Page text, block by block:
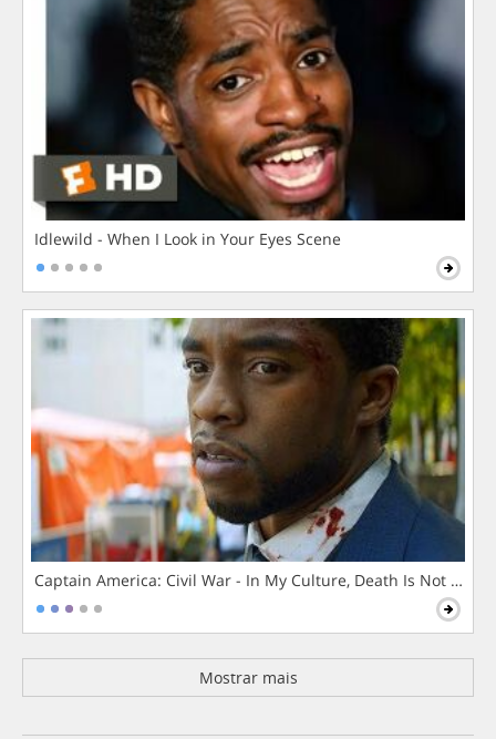
Idlewild - When I Look in Your Eyes Scene
Captain America: Civil War - In My Culture, Death Is Not The
Mostrar mais